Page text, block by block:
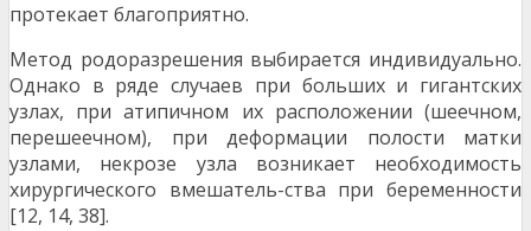
протекает благоприятно.
Метод родоразрешения выбирается индивидуаль­но.
Однако в ряде случаев при больших и гигантс­ких
узлах, при атипичном их расположении (шееч­ном,
перешеечном), при деформации полости мат­ки
узлами, некрозе узла возникает необходимость
хирургического вмешатель-ства при беременности
[12, 14, 38].